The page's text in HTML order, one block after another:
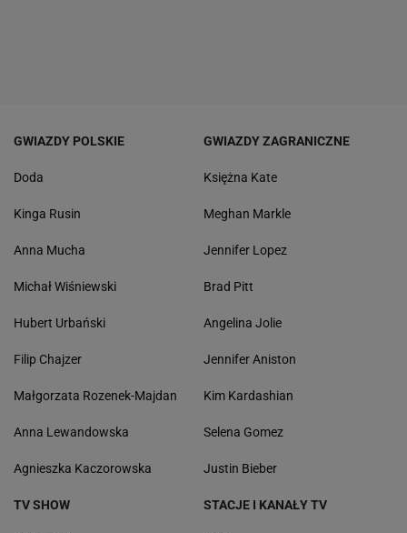
GWIAZDY POLSKIE
Doda
Kinga Rusin
Anna Mucha
Michał Wiśniewski
Hubert Urbański
Filip Chajzer
Małgorzata Rozenek-Majdan
Anna Lewandowska
Agnieszka Kaczorowska
GWIAZDY ZAGRANICZNE
Księżna Kate
Meghan Markle
Jennifer Lopez
Brad Pitt
Angelina Jolie
Jennifer Aniston
Kim Kardashian
Selena Gomez
Justin Bieber
TV SHOW STACJE I KANAŁY TV